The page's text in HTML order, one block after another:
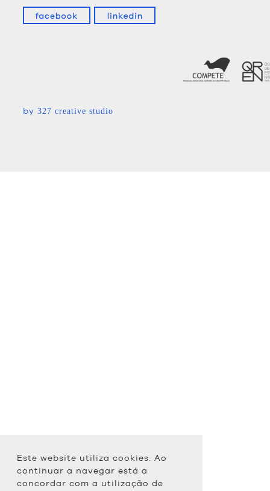
Este website utiliza cookies. Ao
continuar a navegar está a
concordar com a utilização de
by 327 creative studio